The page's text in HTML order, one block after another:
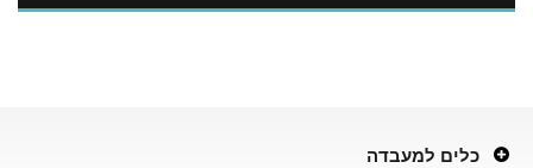
כלים למעבדה